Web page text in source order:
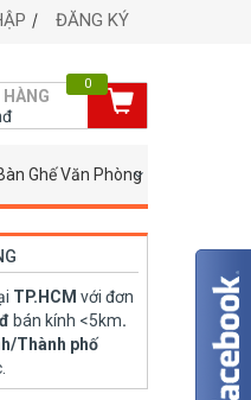
ĐĂNG KÝ
HÀNG
0
Ghế Văn Phòng
TP.HCM với đơn
bán kính <5km.
Thành phố